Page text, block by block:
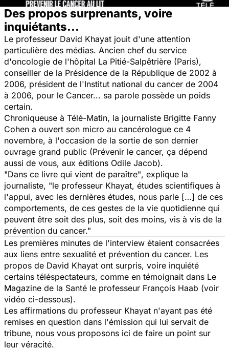
Des propos surprenants, voire
inquiétants...
Le professeur David Khayat jouit d'une attention
particulière des médias. Ancien chef du service
d'oncologie de l'hôpital La Pitié-Salpêtrière (Paris),
conseiller de la Présidence de la République de 2002 à
2006, président de l'Institut national du cancer de 2004
à 2006, pour le Cancer... sa parole possède un poids
certain.
Chroniqueuse à Télé-Matin, la journaliste Brigitte Fanny
Cohen a ouvert son micro au cancérologue ce 4
novembre, à l'occasion de la sortie de son dernier
ouvrage grand public (Prévenir le cancer, ça dépend
aussi de vous, aux éditions Odile Jacob).
"Dans ce livre qui vient de paraître", explique la
journaliste, "le professeur Khayat, études scientifiques à
l'appui, avec les dernières études, nous parle […] de ces
comportements, de ces gestes de la vie quotidienne qui
peuvent être soit des plus, soit des moins, vis à vis de la
prévention du cancer."
Les premières minutes de l'interview étaient consacrées
aux liens entre sexualité et prévention du cancer. Les
propos de David Khayat ont surpris, voire inquiété
certains téléspectateurs, comme en témoignait dans Le
Magazine de la Santé le professeur François Haab (voir
vidéo ci-dessous).
Les affirmations du professeur Khayat n'ayant pas été
remises en question dans l'émission qui lui servait de
tribune, nous vous proposons ici de faire un point sur
leur véracité.